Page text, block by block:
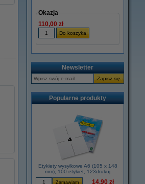
Okazja
110,00 zł
Newsletter
Popularne produkty
Etykiety wysyłkowe A6 (105 x 148
mm), 100 etykiet, 123drukuj
14,90 zł